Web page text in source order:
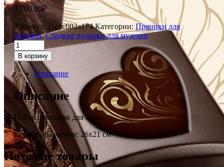
2,700.00₽
Артикул: 11cec602a174 Категории: Пряники для
мужчин,Сладкие подарки для мужчин
В корзину
Описание
Описание
Набор пряников для папы.
Коробка размером: 26х21 см
Похожие товары